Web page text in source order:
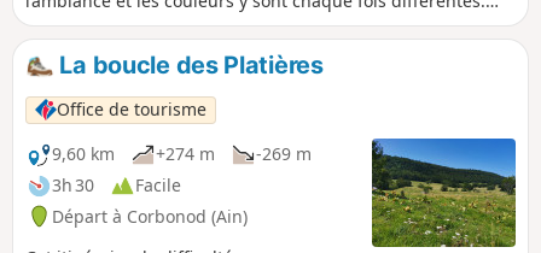
Après l’hiver, la neige laisse place aux jonquilles, puis aux
narcisses. L’été, les génisses de la vallée rejoignent cet
estive. L’automne, les forêts de hêtre se parent de leurs plus
belles couleurs. À Sur-Lyand, chaque saison est
merveilleuse avec toujours à la clé des vues exceptionnelles
sur les Alpes et le Mont-Blanc.
La boucle des Platières
Office de tourisme
9,60 km
+274 m
-269 m
3h 30
Facile
Départ à Corbonod (Ain)